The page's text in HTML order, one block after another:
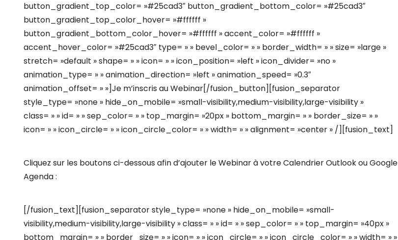
button_gradient_top_color= »#25cad3″ button_gradient_bottom_color= »#25cad3″
button_gradient_top_color_hover= »#ffffff »
button_gradient_bottom_color_hover= »#ffffff » accent_color= »#ffffff »
accent_hover_color= »#25cad3″ type= » » bevel_color= » » border_width= » » size= »large »
stretch= »default » shape= » » icon= » » icon_position= »left » icon_divider= »no »
animation_type= » » animation_direction= »left » animation_speed= »0.3″
animation_offset= » »]Je m’inscris au Webinar[/fusion_button][fusion_separator
style_type= »none » hide_on_mobile= »small-visibility,medium-visibility,large-visibility »
class= » » id= » » sep_color= » » top_margin= »20px » bottom_margin= » » border_size= » »
icon= » » icon_circle= » » icon_circle_color= » » width= » » alignment= »center » /][fusion_text]
Cliquez sur les boutons ci-dessous afin d’ajouter le Webinar à votre Calendrier Outlook ou Google
Agenda :
[/fusion_text][fusion_separator style_type= »none » hide_on_mobile= »small-
visibility,medium-visibility,large-visibility » class= » » id= » » sep_color= » » top_margin= »40px »
bottom_margin= » » border_size= » » icon= » » icon_circle= » » icon_circle_color= » » width= » »